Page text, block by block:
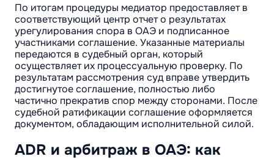
По итогам процедуры медиатор предоставляет в
соответствующий центр отчет о результатах
урегулирования спора в ОАЭ и подписанное
участниками соглашение. Указанные материалы
передаются в судебный орган, который
осуществляет их процессуальную проверку. По
результатам рассмотрения суд вправе утвердить
достигнутое соглашение, полностью либо
частично прекратив спор между сторонами. После
судебной ратификации соглашение оформляется
документом, обладающим исполнительной силой.
ADR и арбитраж в ОАЭ: как